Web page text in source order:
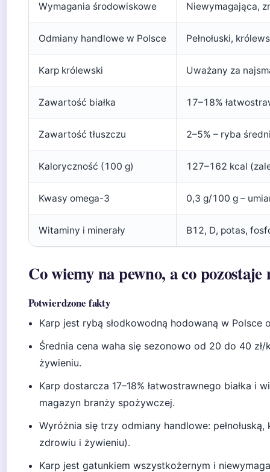
Wymagania środowiskowe Niewymagająca,
Odmiany handlowe w Polsce Pełnołuski,
Karp królewski Uważany za
Zawartość białka 17–18%
Zawartość tłuszczu 2–5% – ryba
Kaloryczność (100 g) 127–162 kcal
Kwasy omega-3 0,3 g/100 g –
Witaminy i minerały B12, D, potas,
Co wiemy na pewno, a co pozostaje
Potwierdzone fakty
Karp jest rybą słodkowodną hodowaną w Polsce
Średnia cena waha się sezonowo od 20 do 40
żywieniu.
Karp dostarcza 17–18% łatwostrawnego białka i
magazyn branży spożywczej.
Wyróżnia się trzy odmiany handlowe:
zdrowiu i żywieniu).
Karp jest gatunkiem wszystkożernym i